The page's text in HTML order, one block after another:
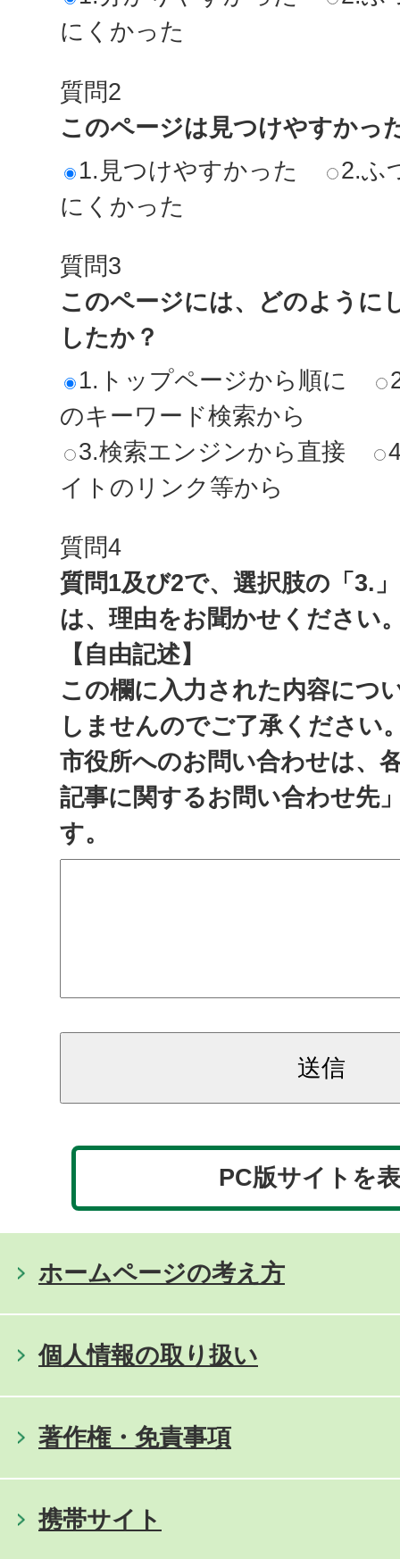
にくかった
質問2
このページは見つけやすかっ
1.見つけやすかった
2.ふ
にくかった
質問3
このページには、どのように
したか？
1.トップページから順に
のキーワード検索から
3.検索エンジンから直接
イトのリンク等から
質問4
質問1及び2で、選択肢の「3.
は、理由をお聞かせください
【自由記述】
この欄に入力された内容につ
しませんのでご了承ください
市役所へのお問い合わせは、
記事に関するお問い合わせ先
す。
PC版サイトを
ホームページの考え方
個人情報の取り扱い
著作権・免責事項
携帯サイト